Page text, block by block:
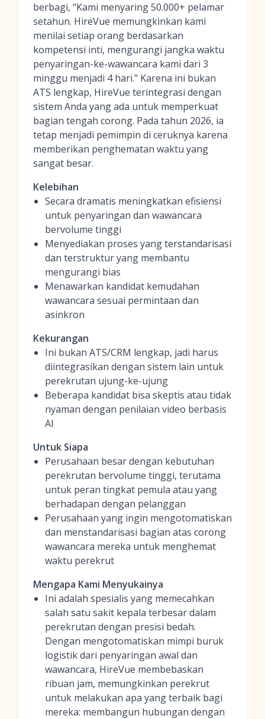
berbagi, "Kami menyaring 50.000+ pelamar
setahun. HireVue memungkinkan kami
menilai setiap orang berdasarkan
kompetensi inti, mengurangi jangka waktu
penyaringan-ke-wawancara kami dari 3
minggu menjadi 4 hari." Karena ini bukan
ATS lengkap, HireVue terintegrasi dengan
sistem Anda yang ada untuk memperkuat
bagian tengah corong. Pada tahun 2026, ia
tetap menjadi pemimpin di ceruknya karena
memberikan penghematan waktu yang
sangat besar.
Kelebihan
Secara dramatis meningkatkan efisiensi
untuk penyaringan dan wawancara
bervolume tinggi
Menyediakan proses yang terstandarisasi
dan terstruktur yang membantu
mengurangi bias
Menawarkan kandidat kemudahan
wawancara sesuai permintaan dan
asinkron
Kekurangan
Ini bukan ATS/CRM lengkap, jadi harus
diintegrasikan dengan sistem lain untuk
perekrutan ujung-ke-ujung
Beberapa kandidat bisa skeptis atau tidak
nyaman dengan penilaian video berbasis
AI
Untuk Siapa
Perusahaan besar dengan kebutuhan
perekrutan bervolume tinggi, terutama
untuk peran tingkat pemula atau yang
berhadapan dengan pelanggan
Perusahaan yang ingin mengotomatiskan
dan menstandarisasi bagian atas corong
wawancara mereka untuk menghemat
waktu perekrut
Mengapa Kami Menyukainya
Ini adalah spesialis yang memecahkan
salah satu sakit kepala terbesar dalam
perekrutan dengan presisi bedah.
Dengan mengotomatiskan mimpi buruk
logistik dari penyaringan awal dan
wawancara, HireVue membebaskan
ribuan jam, memungkinkan perekrut
untuk melakukan apa yang terbaik bagi
mereka: membangun hubungan dengan